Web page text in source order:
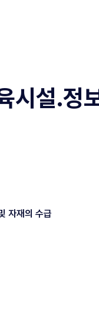
시설.정
자재의 수급